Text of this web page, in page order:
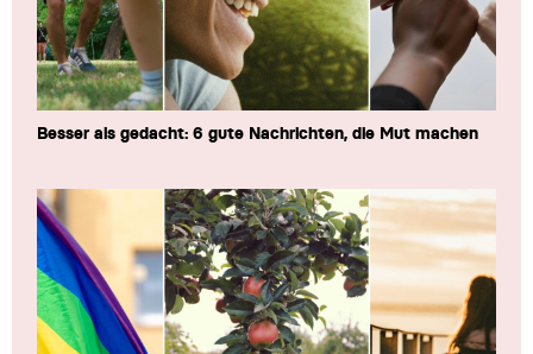
Besser als gedacht: 6 gute Nachrichten, die Mut machen